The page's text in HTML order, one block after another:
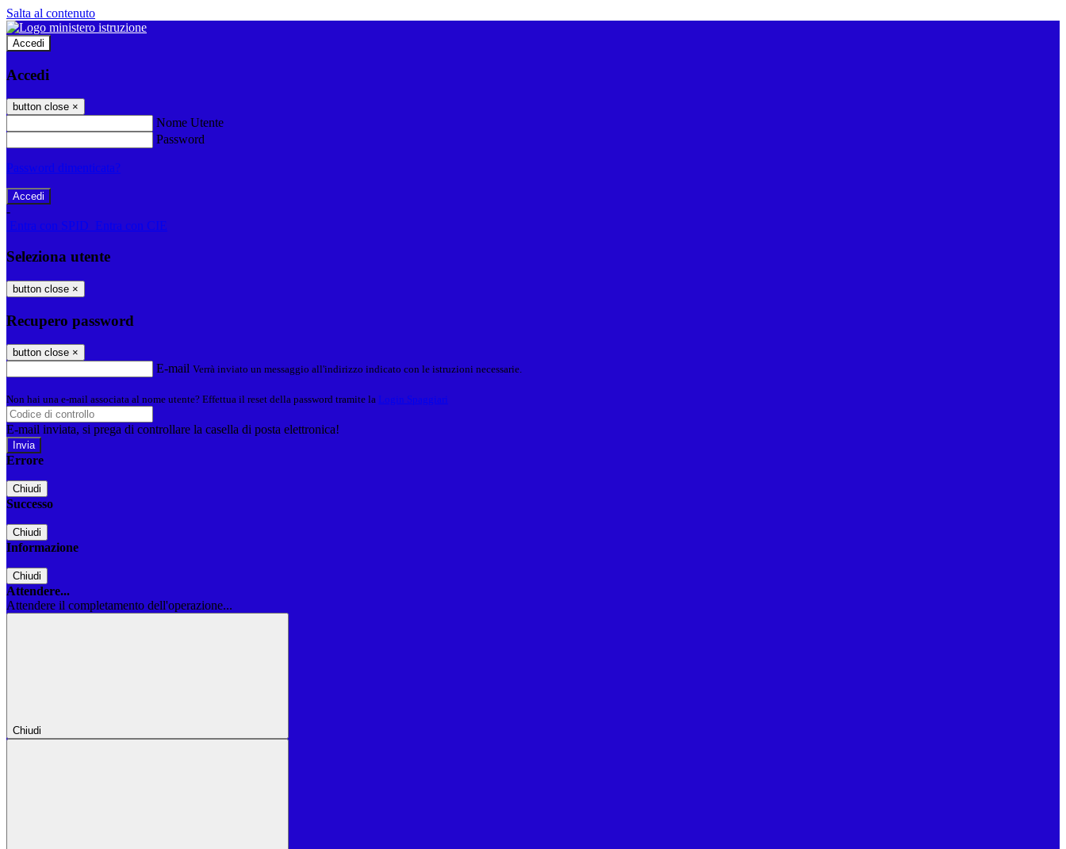
Salta al contenuto
Accedi
Accedi
button close ×
Nome Utente
Password
Password dimenticata?
-
Entra con SPID
Entra con CIE
Seleziona utente
button close ×
Recupero password
button close ×
E-mail Verrà inviato un messaggio all'indirizzo indicato con le istruzioni necessarie.
Non hai una e-mail associata al nome utente? Effettua il reset della password tramite la Login Spaggiari
E-mail inviata, si prega di controllare la casella di posta elettronica!
Errore
Chiudi
Successo
Chiudi
Informazione
Chiudi
Attendere...
Attendere il completamento dell'operazione...
Chiudi